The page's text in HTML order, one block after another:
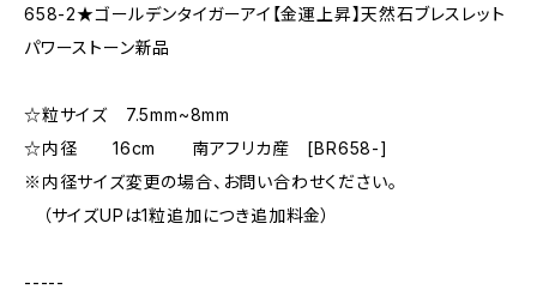
658-2★ゴールデンタイガーアイ【金運上昇】天然石ブレスレット
パワーストーン新品
☆粒サイズ 7.5mm~8mm
☆内径 16cm 南アフリカ産 [BR658-]
※内径サイズ変更の場合、お問い合わせください。
（サイズUPは1粒追加につき追加料金）
-----